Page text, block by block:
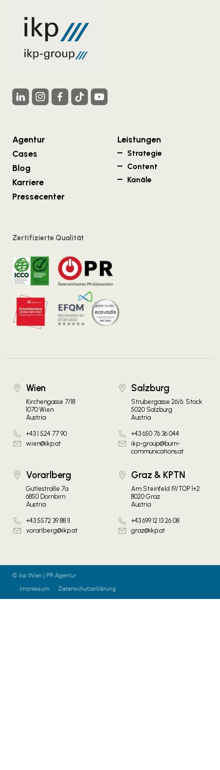
Agentur
Cases
Blog
Karriere
Pressecenter
Leistungen
Strategie
Content
Kanäle
Zertifizierte Qualität
Wien
Kirchengasse 7/18
1070 Wien
Austria
+43 1 524 77 90
wien@ikp.at
Salzburg
Strubergasse 26/6. Stock
5020 Salzburg
Austria
+43 650 76 36 044
ikp-group@burn-
communications.at
Vorarlberg
Gütlestraße 7a
6850 Dornbirn
Austria
+43 5572 39 88 11
vorarlberg@ikp.at
Graz & KPTN
Am Steinfeld 19/TOP 1+2
8020 Graz
Austria
+43 699 12 13 26 08
graz@ikp.at
© ikp Wien | PR Agentur
Impressum
Datenschutzerklärung